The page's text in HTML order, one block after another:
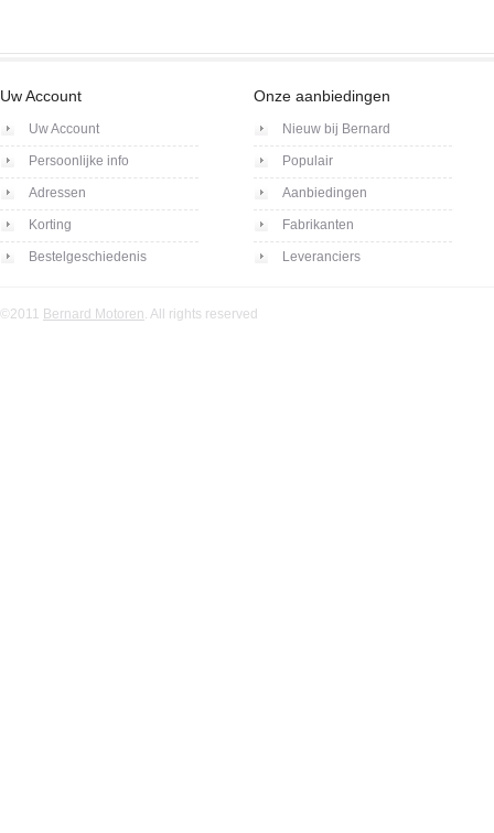
Uw Account
Uw Account
Persoonlijke info
Adressen
Korting
Bestelgeschiedenis
Onze aanbiedingen
Nieuw bij Bernard
Populair
Aanbiedingen
Fabrikanten
Leveranciers
©2011 Bernard Motoren. All rights reserved